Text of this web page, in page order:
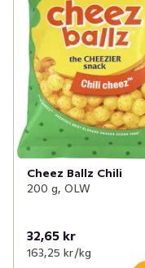
Cheez Ballz Chili
200 g, OLW
32,65 kr
163,25 kr /kg